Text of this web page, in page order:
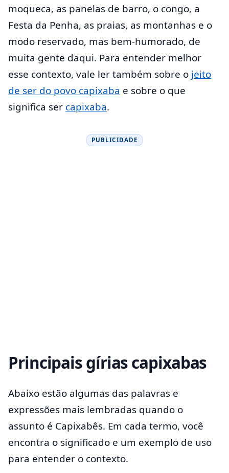
moqueca, as panelas de barro, o congo, a
Festa da Penha, as praias, as montanhas e o
modo reservado, mas bem-humorado, de
muita gente daqui. Para entender melhor
esse contexto, vale ler também sobre o jeito
de ser do povo capixaba e sobre o que
significa ser capixaba.
PUBLICIDADE
Principais gírias capixabas
Abaixo estão algumas das palavras e
expressões mais lembradas quando o
assunto é Capixabês. Em cada termo, você
encontra o significado e um exemplo de uso
para entender o contexto.